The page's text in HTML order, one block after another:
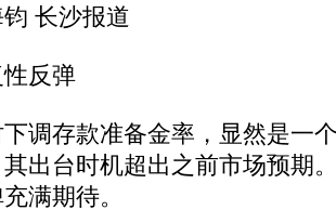
长沙报道
反弹
存款准备金率，显然是一
出台时机超出之前市场预期
满期待。